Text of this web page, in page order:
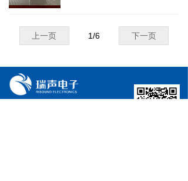
上一页 下一页
1/6